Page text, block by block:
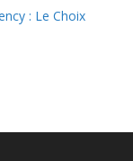
: Le Choix